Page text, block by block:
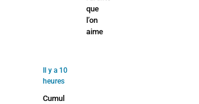
que
l’on
aime
Il y a 10
heures
Cumul